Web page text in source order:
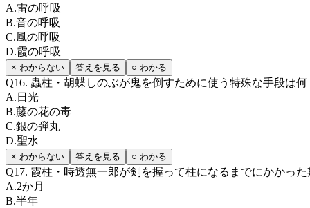
A.雷の呼吸
B.音の呼吸
C.風の呼吸
D.霞の呼吸
× わからない 答えを見る ○ わかる
Q16. 蟲柱・胡蝶しのぶが鬼を倒すために使う特殊な手段は何
A. 日光
B.藤の花の毒
C.銀の弾丸
D.聖水
× わからない 答えを見る ○ わかる
Q17. 霞柱・時透無一郎が剣を握って柱になるまでにかかった
A.2か月
B.半年